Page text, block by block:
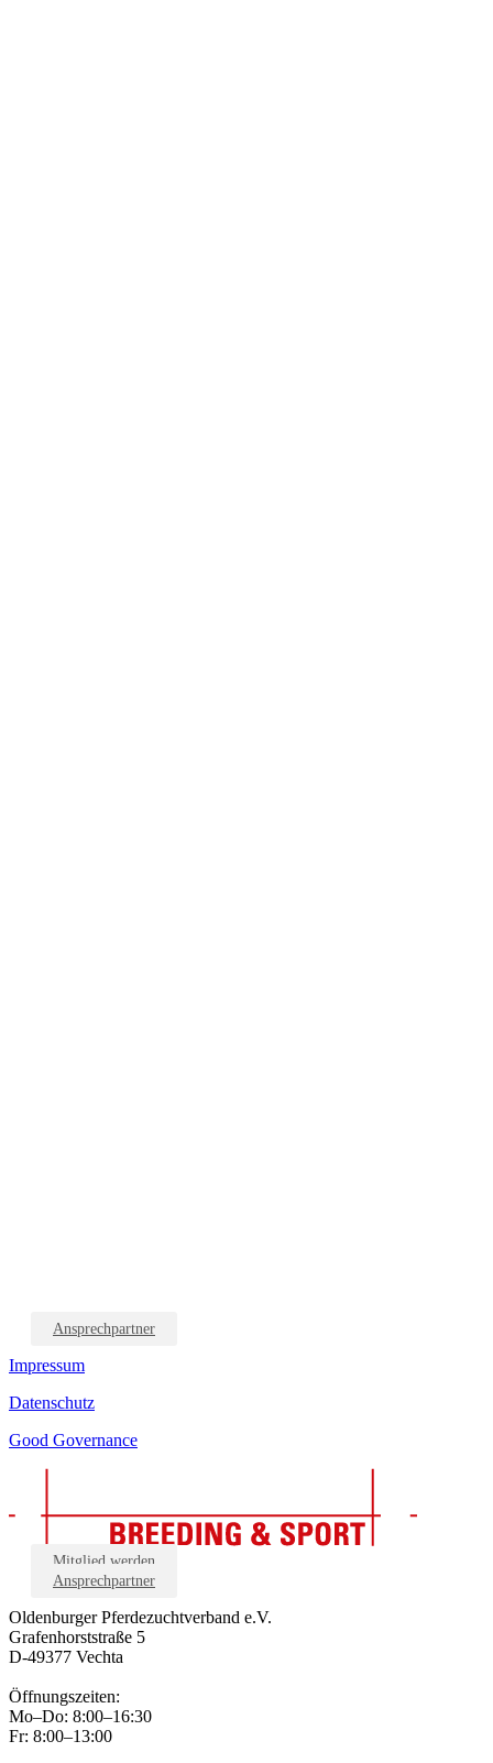
Ansprechpartner
Impressum
Datenschutz
Good Governance
Mitglied werden
Ansprechpartner
Oldenburger Pferdezuchtverband e.V.
Grafenhorststraße 5
D-49377 Vechta
Öffnungszeiten:
Mo–Do: 8:00–16:30
Fr: 8:00–13:00